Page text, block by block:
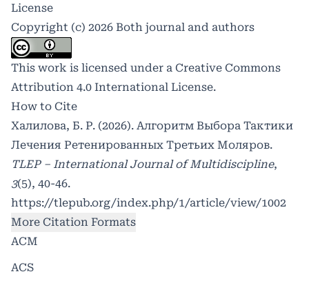
License
Copyright (c) 2026 Both journal and authors
This work is licensed under a Creative Commons
Attribution 4.0 International License.
How to Cite
Халилова, Б. Р. (2026). Алгоритм Выбора Тактики
Лечения Ретенированных Третьих Моляров.
TLEP – International Journal of Multidiscipline,
3(5), 40-46.
https://tlepub.org/index.php/1/article/view/1002
More Citation Formats
ACM
ACS